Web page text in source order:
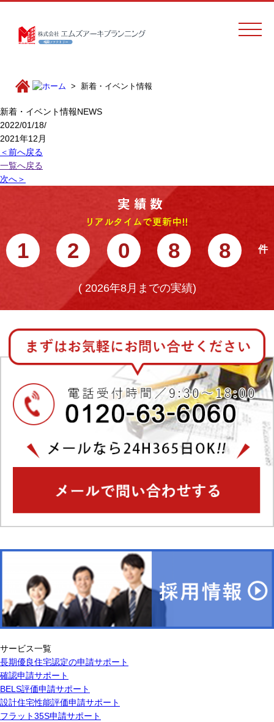
新着・イベント情報
新着・イベント情報NEWS
2022/01/18/
2021年12月
＜前へ戻る
一覧へ戻る
次へ＞
1 2 0 8 8
(2026年8月までの実績)
サービス一覧
長期優良住宅認定の申請サポート
確認申請サポート
BELS評価申請サポート
設計住宅性能評価申請サポート
フラット35S申請サポート